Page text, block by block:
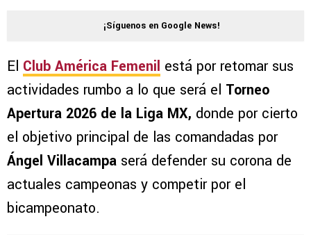
¡Síguenos en Google News!
El Club América Femenil está por retomar sus
actividades rumbo a lo que será el Torneo
Apertura 2026 de la Liga MX, donde por cierto
el objetivo principal de las comandadas por
Ángel Villacampa será defender su corona de
actuales campeonas y competir por el
bicampeonato.